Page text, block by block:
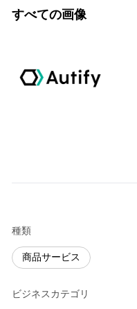
すべての画像
種類
商品サービス
ビジネスカテゴリ